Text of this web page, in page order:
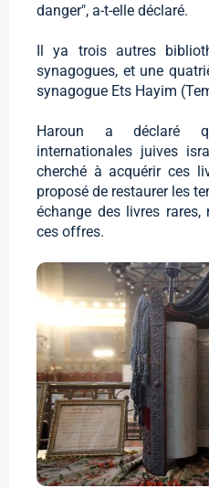
danger", a-t-elle déclaré.
Il ya trois autres
synagogues, et une
synagogue Ets Hayim
Haroun a déclaré
internationales juives
cherché à acquérir ces
proposé de restaurer les
échange des livres
ces offres.